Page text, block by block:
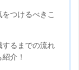
つけるべきこ
するまでの流れ
介！